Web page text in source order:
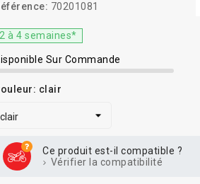
70201081
2 à 4 semaines*
Sur Commande
clair
Ce produit est-il compatible ?
Vérifier la compatibilité